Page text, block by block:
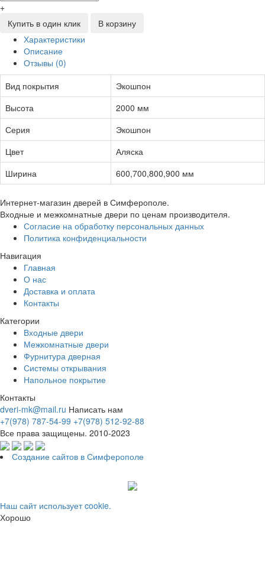
+
Купить в один клик
В корзину
Характеристики
Описание
Отзывы (0)
Вид покрытия
Экошпон
Высота
2000 мм
Серия
Экошпон
Цвет
Аляска
Ширина
600,700,800,900 мм
Интернет-магазин дверей в Симферополе.
Входные и межкомнатные двери по ценам производителя.
Согласие на обработку персональных данных
Политика конфиденциальности
Навигация
Главная
О нас
Доставка и оплата
Контакты
Категории
Входные двери
Межкомнатные двери
Фурнитура дверная
Системы открывания
Напольное покрытие
Контакты
dveri-mk@mail.ru Написать нам
+7(978) 787-54-99 +7(978) 512-92-88
Все права защищены. 2010-2023
Создание сайтов в Симферополе
Наш сайт использует cookie.
Хорошо